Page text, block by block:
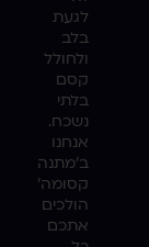
לגעת
בלב
ולחולל
קסם
בלתי
נשכח.
אנחנו
ב'מתנה
קסומה'
הולכים
אתכם